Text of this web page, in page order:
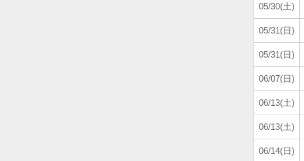
05/30(土)
05/31(日)
05/31(日)
06/07(日)
06/13(土)
06/13(土)
06/14(日)